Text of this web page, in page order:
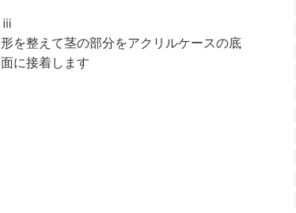
ⅲ
形を整えて茎の部分をアクリルケースの底
面に接着します